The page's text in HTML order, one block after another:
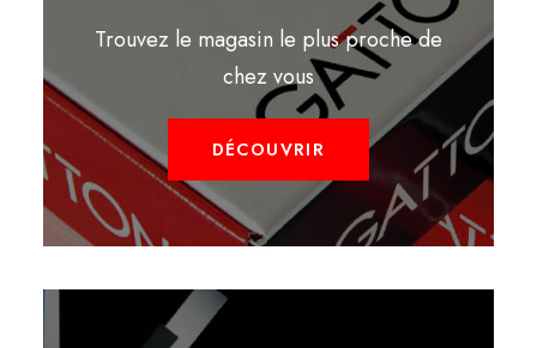
Trouvez le magasin le plus proche de
chez vous
DÉCOUVRIR